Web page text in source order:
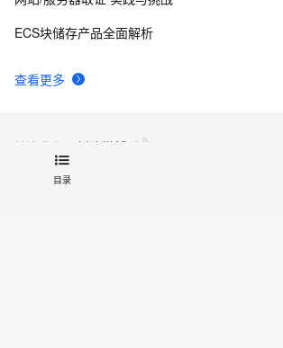
目录
查看更多
ECS块储存产品全面解析
关注我们： 新浪微博